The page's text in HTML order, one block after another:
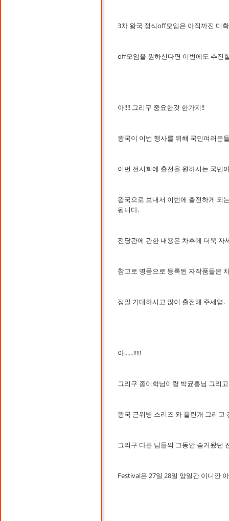
3차 왕국 정식off모임은 아직까진 미
off모임을 원하신다면 이번에도 추진
아!!!! 그리구 중요한것 한가지!!
왕국이 이번 행사를 위해 국민여러분
이번 전시회에 출전을 원하시는 국민
왕국으로 보내서 이번에 출전하게 되
됩니다.
전당관에 관한 내용은 차후에 더욱
참고로 명품으로 등록된 자작품들은
정말 기대하시고 많이 출전해 주세염.
아......!!!!!
그리구 종이학님이랑 박균홍님 그리
왕국 근위병 스리즈 와 플린개 그리고
그리구 다른 님들의 그동안 숨겨왔던
Festival은 27일 28일 양일간 이니깐